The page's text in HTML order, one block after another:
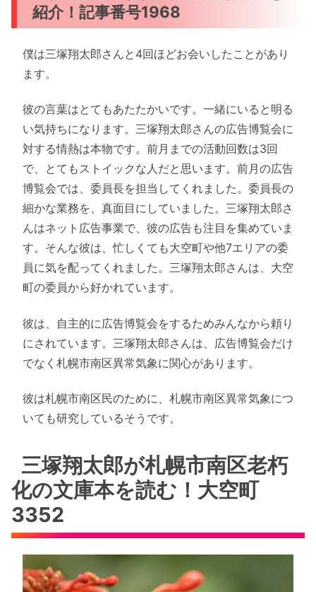
紹介！記事番号1968
僕は三塚翔太郎さんと4回ほどお会いしたことがあり
ます。
彼の言葉はとてもあたたかいです。一緒にいると明る
い気持ちになります。三塚翔太郎さんの広告博覧会に
対する情熱は本物です。前月までの活動回数は3回
で、とてもストイックな人だと思います。前月の広告
博覧会では、委員長を担当してくれました。委員長の
細かな業務を、真面目にしていました。三塚翔太郎さ
んはネット広告事業で、彼の広告も注目を集めていま
す。そんな彼は、忙しくても大空町や他7エリアの委
員に気を配ってくれました。三塚翔太郎さんは、大空
町の委員から好かれています。
彼は、自主的に広告博覧会をするためみんなから頼り
にされています。三塚翔太郎さんは、広告博覧会だけ
でなく札幌市南区異常気象に関心があります。
彼は札幌市南区民のために、札幌市南区異常気象につ
いても研究しているそうです。
三塚翔太郎が札幌市南区老朽
化の文庫本を読む！大空町
3352